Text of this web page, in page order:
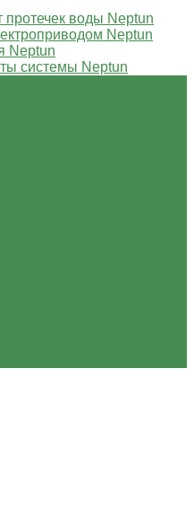
воды Neptun
Neptun
Neptun
системы Neptun